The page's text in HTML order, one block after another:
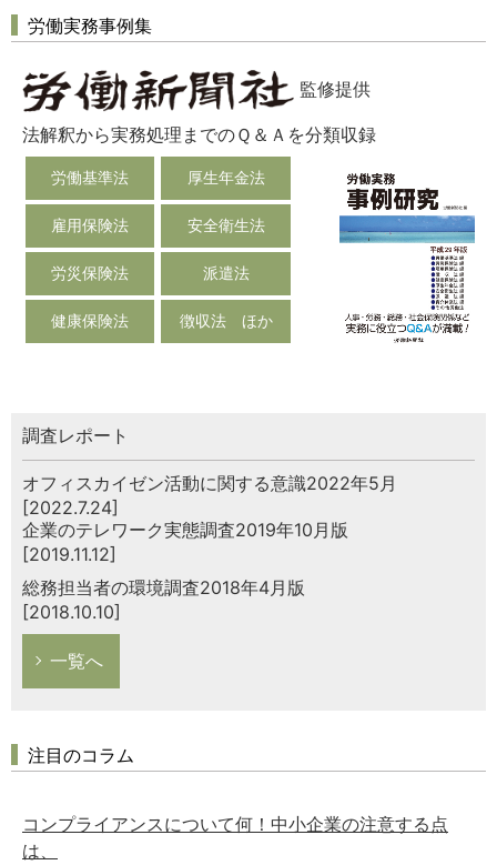
労働実務事例集
監修提供
法解釈から実務処理までのＱ＆Ａを分類収録
労働基準法 厚生年金法
雇用保険法 安全衛生法
労災保険法 派遣法
健康保険法 徴収法 ほか
調査レポート
オフィスカイゼン活動に関する意識2022年5月
[2022.7.24]
企業のテレワーク実態調査2019年10月版
[2019.11.12]
総務担当者の環境調査2018年4月版
[2018.10.10]
一覧へ
注目のコラム
コンプライアンスについて何！中小企業の注意する点
は、